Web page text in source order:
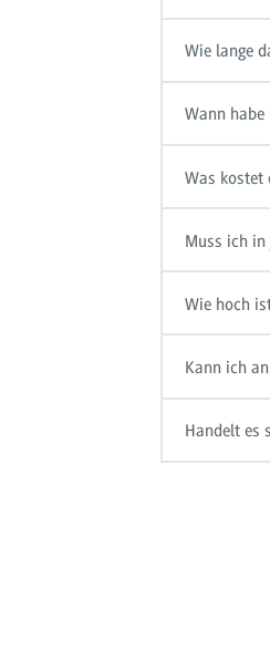
Wie lange
Wann habe
Was kostet
Muss ich in
Wie hoch
Kann ich
Handelt es